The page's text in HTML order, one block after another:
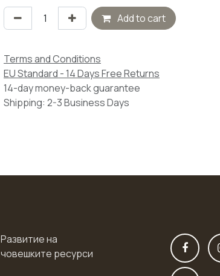
Add to cart
Terms and Conditions
EU Standard - 14 Days Free Returns
14-day money-back guarantee
Shipping: 2-3 Business Days
Развитие на
човешките ресурси